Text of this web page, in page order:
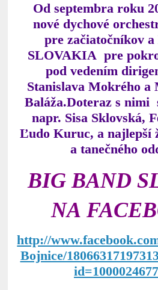
Od septembra roku
nové dychové
pre začiatočníkov
SLOVAKIA pre
pod vedením
Stanislava Mokrého a
Baláža.Doteraz s nimi
napr. Sisa Sklovská,
Ľudo Kuruc, a najlepší
a tanečného
BIG BAND
NA
http://
Bojnice/